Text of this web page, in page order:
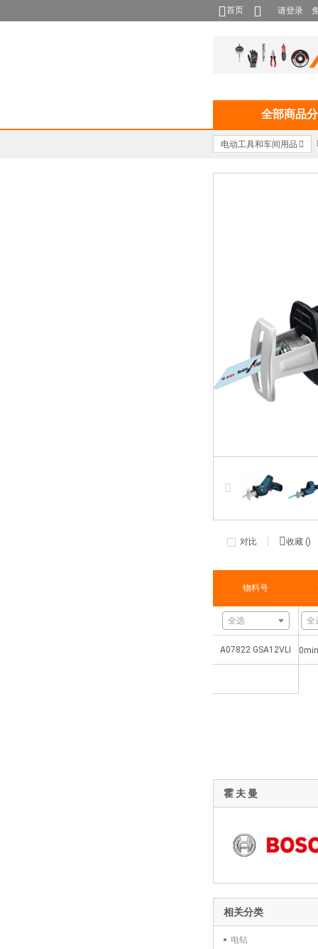
首页 请登录
全部商品
电动工具和车间用品
对比 收藏 ()
物料号
全选
A07822 GSA12VLI
全
0min
霍 夫 曼
相关分类
电钻